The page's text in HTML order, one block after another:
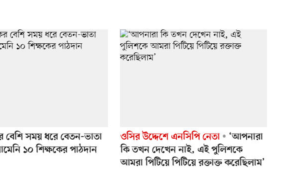
সময় ধরে বেতন-ভাতা
১০ শিক্ষকের পাঠদান
ওসির উদ্দেশে এনসিপি নেতা
‘আপনারা
কি তখন দেখেন নাই, এই পুলিশকে
আমরা পিটিয়ে পিটিয়ে রক্তাক্ত করেছিলাম’